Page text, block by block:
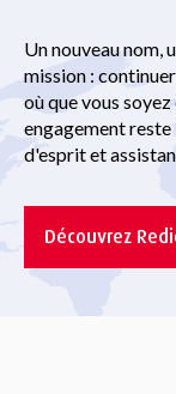
Un nouveau nom,
mission :
où que vous
engagement
d'esprit et
Découvrez